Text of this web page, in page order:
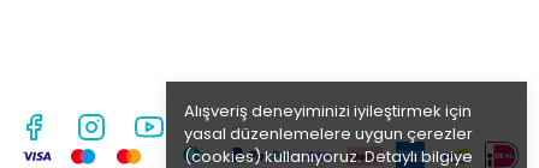
Alışveriş deneyiminizi iyileştirmek için
yasal düzenlemelere uygun çerezler
(cookies) kullanıyoruz. Detaylı bilgiye